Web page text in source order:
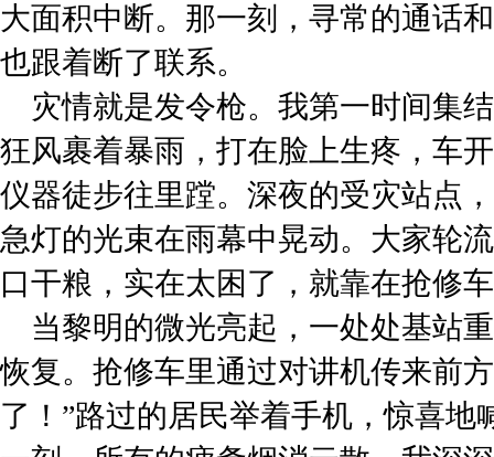
大面积中断。那一刻，寻常的通话
也跟着断了联系。
灾情就是发令枪。我第一时间集
狂风裹着暴雨，打在脸上生疼，车
仪器徒步往里蹚。深夜的受灾站点
急灯的光束在雨幕中晃动。大家轮
口干粮，实在太困了，就靠在抢修
当黎明的微光亮起，一处处基站
恢复。抢修车里通过对讲机传来前
了！”路过的居民举着手机，惊喜地